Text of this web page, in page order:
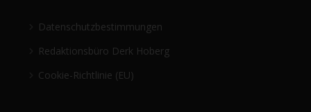
Datenschutzbestimmungen
Redaktionsbüro Derk Hoberg
Cookie-Richtlinie (EU)